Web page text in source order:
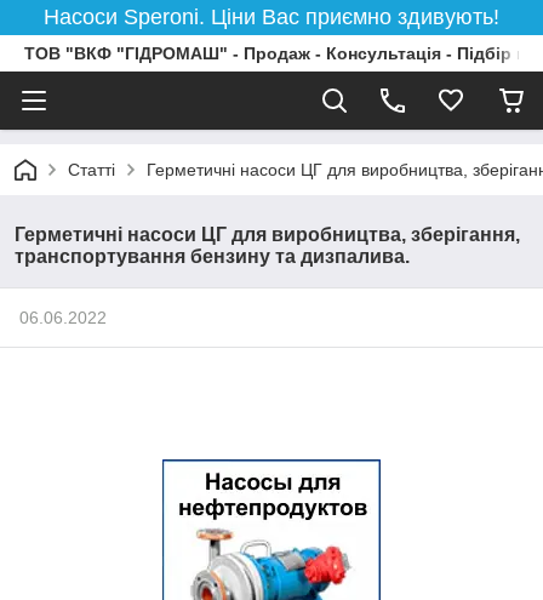
Насоси Speroni. Ціни Вас приємно здивують!
ТОВ "ВКФ "ГІДРОМАШ" - Продаж - Консультація - Підбір
Статті Герметичні насоси ЦГ для виробництва,
Герметичні насоси ЦГ для виробництва, зберігання,
транспортування бензину та дизпалива.
06.06.2022